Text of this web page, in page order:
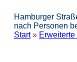
Hamburger
nach Personen
Start»